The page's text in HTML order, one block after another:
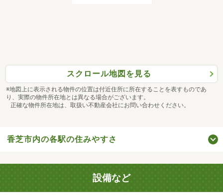
スクロール地図を見る
※地図上に表示される物件の位置は付近住所に所在することを表すものであ
り、実際の物件所在地とは異なる場合がございます。
正確な物件所在地は、取扱い不動産会社にお問い合わせください。
香芝市内の各駅の住みやすさ
設備など